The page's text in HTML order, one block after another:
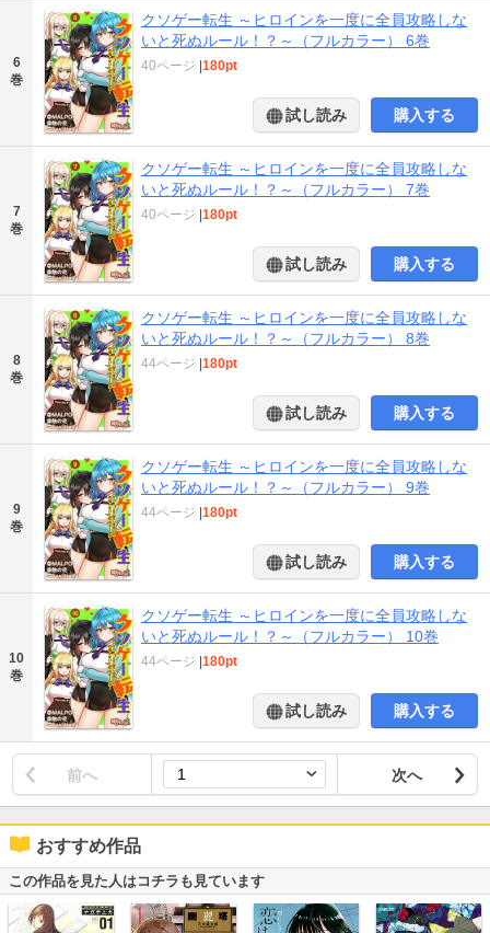
6
巻
クソゲー転生 ～ヒロインを一度に全員攻略しな
いと死ぬルール！？～（フルカラー） 6巻
40ページ |180pt
試し読み 購入する
7
巻
クソゲー転生 ～ヒロインを一度に全員攻略しな
いと死ぬルール！？～（フルカラー） 7巻
40ページ |180pt
試し読み 購入する
8
巻
クソゲー転生 ～ヒロインを一度に全員攻略しな
いと死ぬルール！？～（フルカラー） 8巻
44ページ |180pt
試し読み 購入する
9
巻
クソゲー転生 ～ヒロインを一度に全員攻略しな
いと死ぬルール！？～（フルカラー） 9巻
44ページ |180pt
試し読み 購入する
10
巻
クソゲー転生 ～ヒロインを一度に全員攻略しな
いと死ぬルール！？～（フルカラー） 10巻
44ページ |180pt
試し読み 購入する
前へ 次へ
おすすめ作品
この作品を見た人はコチラも見ています